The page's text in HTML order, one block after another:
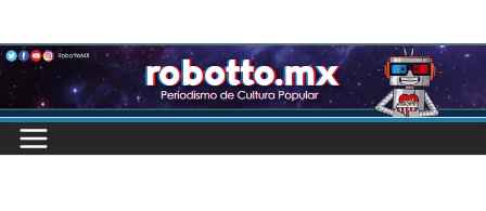
to
content